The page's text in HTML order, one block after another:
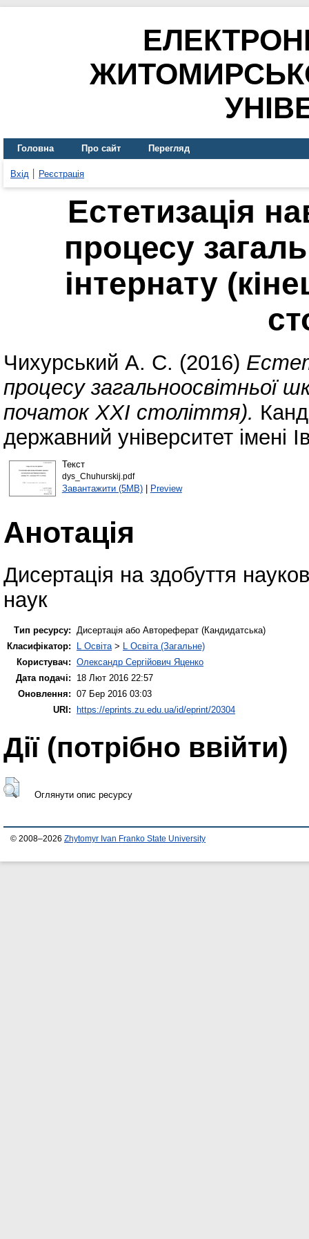
Головна Про сайт Перегляд
Вхід Реєстрація
Естетизація
процесу
інтернату
Чихурський А. С. (2016)
процесу загальноосвітньої
початок ХХІ століття).
державний університет імені
Текст
dys_Chuhurskij.pdf
Завантажити (5MB)| Preview
Анотація
Дисертація на здобуття
наук
Тип ресурсу:
Дисертація або Автореферат (Кандидатська)
Класифікатор:
L Освіта > L Освіта (Загальне)
Користувач: Олександр Сергійович Яценко
Дата подачі:
18 Лют 2016 22:57
Оновлення: 07 Бер 2016 03:03
URI: https://eprints.zu.edu.ua/id/eprint/20304
Дії ​​(потрібно ввійти)
Оглянути опис ресурсу
© 2008–2026 Zhytomyr Ivan Franko State University